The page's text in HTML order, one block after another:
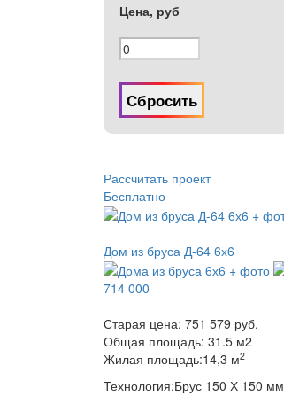
Цена, руб
Сбросить
Рассчитать проект
Бесплатно
Дом из бруса Д-64 6х6
714 000
Старая цена: 751 579 руб.
Общая площадь: 31.5 м2
Жилая площадь:14,3 м2
Технология:Брус 150 Х 150 мм